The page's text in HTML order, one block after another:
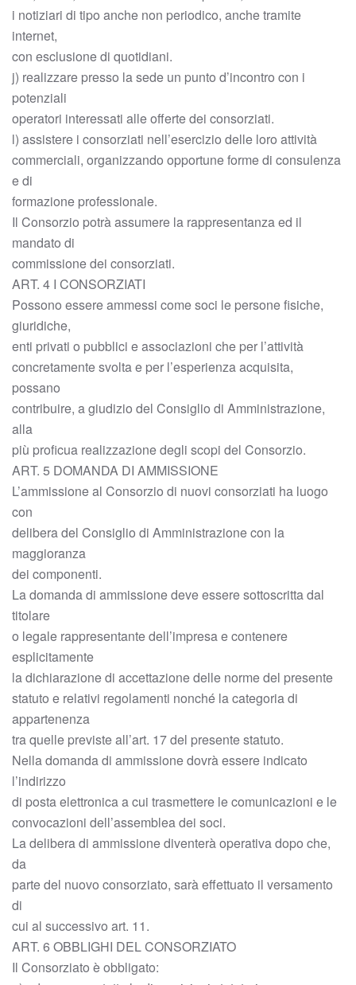
i notiziari di tipo anche non periodico, anche tramite
internet,
con esclusione di quotidiani.
j) realizzare presso la sede un punto d’incontro con i
potenziali
operatori interessati alle offerte dei consorziati.
l) assistere i consorziati nell’esercizio delle loro attività
commerciali, organizzando opportune forme di consulenza
e di
formazione professionale.
Il Consorzio potrà assumere la rappresentanza ed il
mandato di
commissione dei consorziati.
ART. 4 I CONSORZIATI
Possono essere ammessi come soci le persone fisiche,
giuridiche,
enti privati o pubblici e associazioni che per l’attività
concretamente svolta e per l’esperienza acquisita,
possano
contribuire, a giudizio del Consiglio di Amministrazione,
alla
più proficua realizzazione degli scopi del Consorzio.
ART. 5 DOMANDA DI AMMISSIONE
L’ammissione al Consorzio di nuovi consorziati ha luogo
con
delibera del Consiglio di Amministrazione con la
maggioranza
dei componenti.
La domanda di ammissione deve essere sottoscritta dal
titolare
o legale rappresentante dell’impresa e contenere
esplicitamente
la dichiarazione di accettazione delle norme del presente
statuto e relativi regolamenti nonché la categoria di
appartenenza
tra quelle previste all’art. 17 del presente statuto.
Nella domanda di ammissione dovrà essere indicato
l’indirizzo
di posta elettronica a cui trasmettere le comunicazioni e le
convocazioni dell’assemblea dei soci.
La delibera di ammissione diventerà operativa dopo che,
da
parte del nuovo consorziato, sarà effettuato il versamento
di
cui al successivo art. 11.
ART. 6 OBBLIGHI DEL CONSORZIATO
Il Consorziato è obbligato: